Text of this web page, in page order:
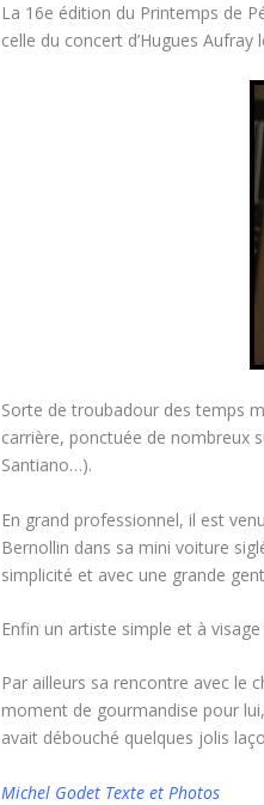
La 16e édition du Printemps de
celle du concert d’Hugues
Sorte de troubadour des temps
carrière, ponctuée de nombreux
Santiano…).
En grand professionnel, il est
Bernollin dans sa mini voiture
simplicité et avec une grande
Enfin un artiste simple et à
Par ailleurs sa rencontre avec le
moment de gourmandise pour
avait débouché quelques jolis
Michel Godet Texte et Photos